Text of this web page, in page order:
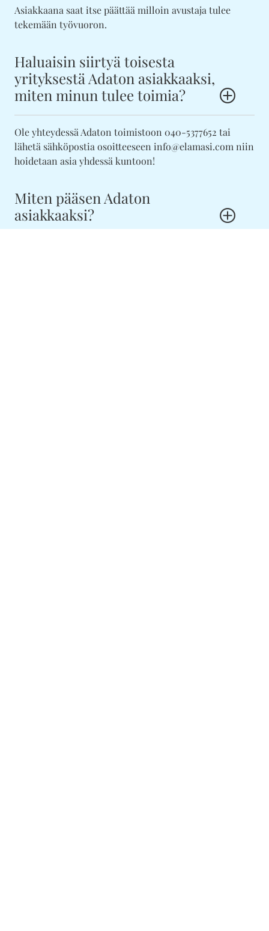
Asiakkaana saat itse päättää milloin avustaja tulee
tekemään työvuoron.
Haluaisin siirtyä toisesta
yrityksestä Adaton asiakkaaksi,
miten minun tulee toimia?
Ole yhteydessä Adaton toimistoon 040-5377652 tai
lähetä sähköpostia osoitteeseen info@elamasi.com niin
hoidetaan asia yhdessä kuntoon!
Miten pääsen Adaton
asiakkaaksi?